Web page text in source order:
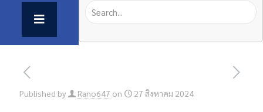
Published by Rano647 on 27 สิงหาคม 2024